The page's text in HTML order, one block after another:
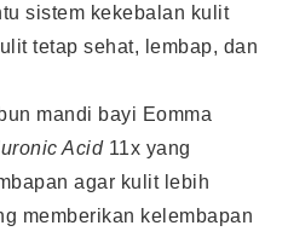
sistem kekebalan kulit
tetap sehat, lembap, dan
mandi bayi Eomma
Acid11x yang
agar kulit lebih
memberikan kelembapan